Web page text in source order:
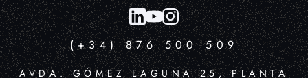
(+34) 876 500 509
AVDA. GÓMEZ LAGUNA 25, PLANTA